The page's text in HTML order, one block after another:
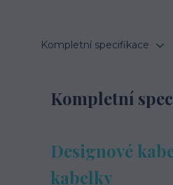
Kompletní specifikace
Kompletní
Designové
kabelky